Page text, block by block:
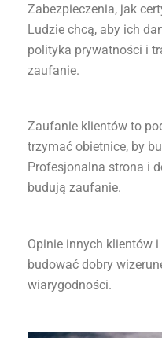
Zabezpieczenia, jak
Ludzie chcą, aby ich
polityka prywatności i
zaufanie.
Zaufanie klientów to
trzymać obietnice, by
Profesjonalna strona i
budują zaufanie.
Opinie innych klientów
budować dobry
wiarygodności.